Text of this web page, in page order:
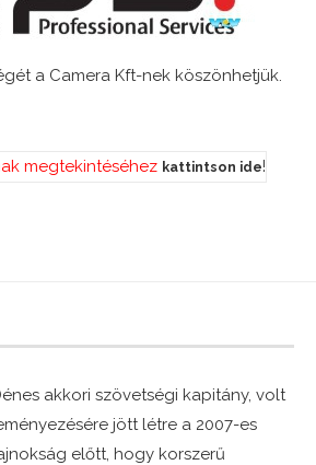
a Camera Kft-nek köszönhetjük.
megtekintéséhez kattintson ide!
akkori szövetségi kapitány, volt
jött létre a 2007-es
előtt, hogy korszerű